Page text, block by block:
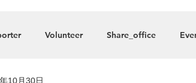
Volunteer Share_office
10月30日